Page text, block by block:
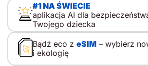
#1 NA ŚWIECIE
aplikacja AI dla
Twojego dziecka
Bądź eco z eSIM– wybierz
i ekologię